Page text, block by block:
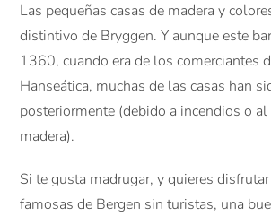
Las pequeñas casas de madera y
distintivo de Bryggen. Y aunque este
1360, cuando era de los comerciantes
Hanseática, muchas de las casas han
posteriormente (debido a incendios o
madera).
Si te gusta madrugar, y quieres
famosas de Bergen sin turistas, una